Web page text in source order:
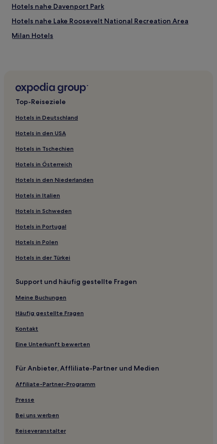
Hotels nahe Davenport Park
Hotels nahe Lake Roosevelt National Recreation Area
Milan Hotels
Greenacres Hotels
Tiger Hotels
Hunters Hotels
Hotels nahe Odessa Golf Club
Elk Hotels
Colville Hotels
Palouse Hotels
Whitman County: Hotels
Hotels nahe Palouse Falls State Park
Clayton Hotels
Odessa Hotels
Grand Coulee Hotels
Evans Hotels
Deer Meadows Hotels
Rockford Hotels
Hotels nahe Whitmore Mountain Lookout
Lind Hotels
Motels in Walla Walla
Motels in Spokane
Hütten in Leavenworth
Motels in Ellensburg
Hütten in Washington
Top-Reiseziele
Hotels in Deutschland
Hotels in den USA
Hotels in Tschechien
Hotels in Österreich
Hotels in den Niederlanden
Hotels in Italien
Hotels in Schweden
Hotels in Portugal
Hotels in Polen
Hotels in der Türkei
Support und häufig gestellte Fragen
Meine Buchungen
Häufig gestellte Fragen
Kontakt
Eine Unterkunft bewerten
Für Anbieter, Affliliate-Partner und Medien
Affiliate-Partner-Programm
Presse
Bei uns werben
Reiseveranstalter